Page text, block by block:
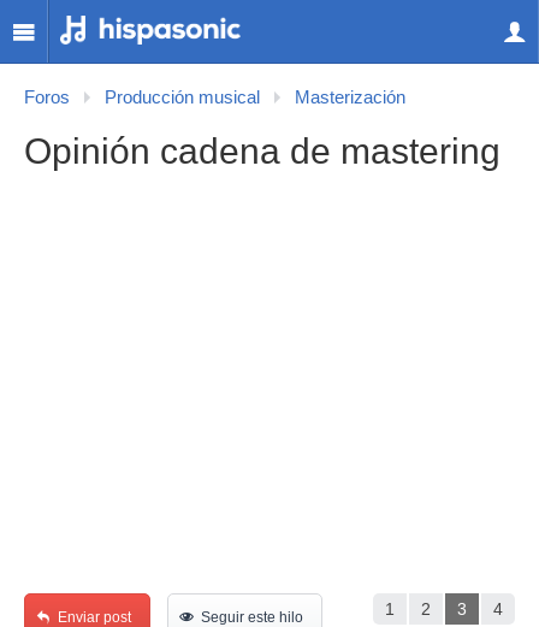
Foros Producción musical Masterización
Opinión cadena de mastering
1 2 3 4
Enviar post Seguir este hilo